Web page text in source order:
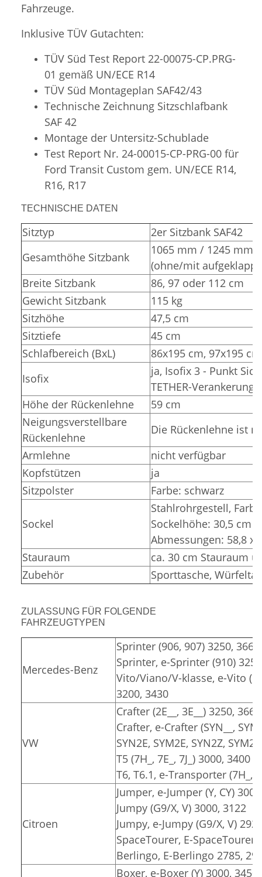
Fahrzeuge.
Inklusive TÜV Gutachten:
TÜV Süd Test Report 22-00075-CP.PRG-
01 gemäß UN/ECE R14
TÜV Süd Montageplan SAF42/43
Technische Zeichnung Sitzschlafbank
SAF 42
Montage der Untersitz-Schublade
Test Report Nr. 24-00015-CP-PRG-00 für
Ford Transit Custom gem. UN/ECE R14,
R16, R17
TECHNISCHE DATEN
Sitztyp
2er Sitzbank SAF42
Gesamthöhe Sitzbank
1065 mm / 1245 mm
(ohne/mit
Breite Sitzbank
86, 97 oder 112 cm
Gewicht Sitzbank
115 kg
Sitzhöhe
47,5 cm
Sitztiefe
45 cm
Schlafbereich (BxL)
86x195 cm, 97x195
Isofix
ja, Isofix 3 - Punkt
TETHER-
Höhe der Rückenlehne
59 cm
Neigungsverstellbare
Rückenlehne
Die Rückenlehne ist
Armlehne
nicht verfügbar
Kopfstützen
ja
Sitzpolster
Farbe: schwarz
Sockel
Stahlrohrgestell,
Sockelhöhe: 30,5 cm
Abmessungen: 58,8 x
Stauraum
ca. 30 cm Stauraum
Zubehör
Sporttasche,
ZULASSUNG FÜR FOLGENDE
FAHRZEUGTYPEN
Mercedes-Benz
Sprinter (906, 907) 3250,
Sprinter, e-Sprinter (910)
Vito/Viano/V-klasse, e-Vito
3200, 3430
VW
Crafter (2E__, 3E__) 3250,
Crafter, e-Crafter (SYN__,
SYN2E, SYM2E, SYN2Z,
T5 (7H_, 7E_, 7J_) 3000, 3400
T6, T6.1, e-Transporter (7H_,
Citroen
Jumper, e-Jumper (Y, CY)
Jumpy (G9/X, V) 3000, 3122
Jumpy, e-Jumpy (G9/X, V)
SpaceTourer, E-SpaceTourer
Berlingo, E-Berlingo 2785,
Boxer, e-Boxer (Y) 3000,